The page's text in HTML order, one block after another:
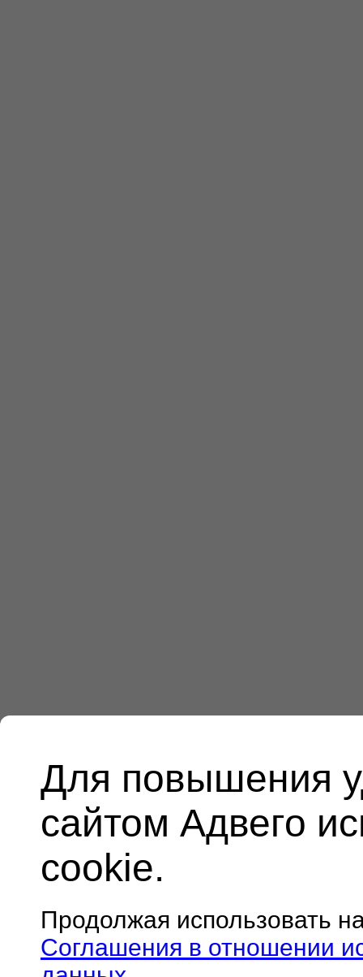
Для повышения
сайтом Адвего
cookie.
Продолжая использовать
Соглашения в отношении